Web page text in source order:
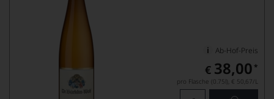
Ab-Hof-Preis
€ 38,00 *
pro Flasche (0.75l), € 50,67/L